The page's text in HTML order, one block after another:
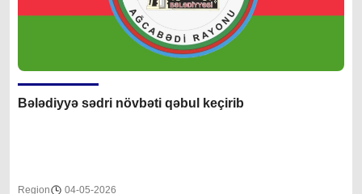
Bələdiyyə sədri növbəti qəbul keçirib
Region 04-05-2026